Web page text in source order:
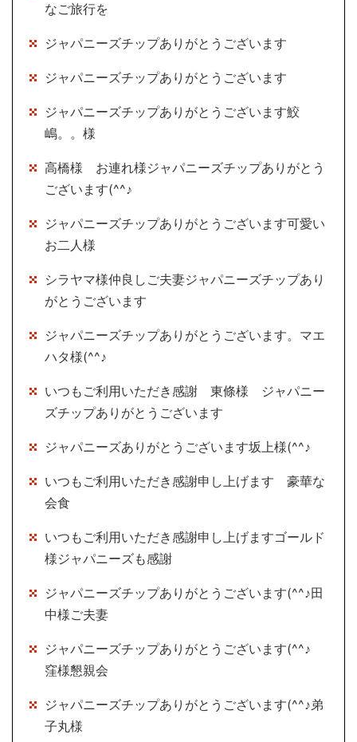
なご旅行を
ジャパニーズチップありがとうございます
ジャパニーズチップありがとうございます
ジャパニーズチップありがとうございます鮫
嶋。。様
高橋様 お連れ様ジャパニーズチップありがとう
ございます(^^♪
ジャパニーズチップありがとうございます可愛い
お二人様
シラヤマ様仲良しご夫妻ジャパニーズチップあり
がとうございます
ジャパニーズチップありがとうございます。マエ
ハタ様(^^♪
いつもご利用いただき感謝 東條様 ジャパニー
ズチップありがとうございます
ジャパニーズありがとうございます坂上様(^^♪
いつもご利用いただき感謝申し上げます 豪華な
会食
いつもご利用いただき感謝申し上げますゴールド
様ジャパニーズも感謝
ジャパニーズチップありがとうございます(^^♪田
中様ご夫妻
ジャパニーズチップありがとうございます(^^♪
窪様懇親会
ジャパニーズチップありがとうございます(^^♪弟
子丸様